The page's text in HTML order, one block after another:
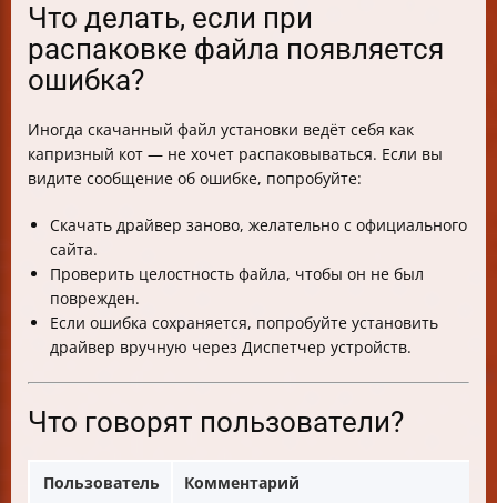
Что делать, если при
распаковке файла появляется
ошибка?
Иногда скачанный файл установки ведёт себя как
капризный кот — не хочет распаковываться. Если вы
видите сообщение об ошибке, попробуйте:
Скачать драйвер заново, желательно с официального
сайта.
Проверить целостность файла, чтобы он не был
поврежден.
Если ошибка сохраняется, попробуйте установить
драйвер вручную через Диспетчер устройств.
Что говорят пользователи?
Пользователь Комментарий